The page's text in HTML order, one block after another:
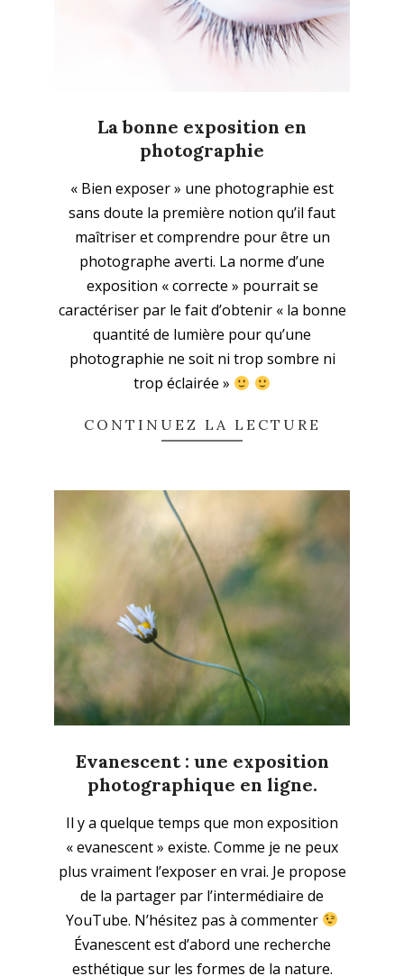
La bonne exposition en
photographie
09-
27
« Bien exposer » une photographie est
sans doute la première notion qu’il faut
maîtriser et comprendre pour être un
photographe averti. La norme d’une
exposition « correcte » pourrait se
caractériser par le fait d’obtenir « la bonne
quantité de lumière pour qu’une
photographie ne soit ni trop sombre ni
trop éclairée »
CONTINUEZ LA LECTURE
Evanescent : une exposition
photographique en ligne.
03-
13
Il y a quelque temps que mon exposition
« evanescent » existe. Comme je ne peux
plus vraiment l’exposer en vrai. Je propose
de la partager par l’intermédiaire de
YouTube. N’hésitez pas à commenter
Évanescent est d’abord une recherche
esthétique sur les formes de la nature.